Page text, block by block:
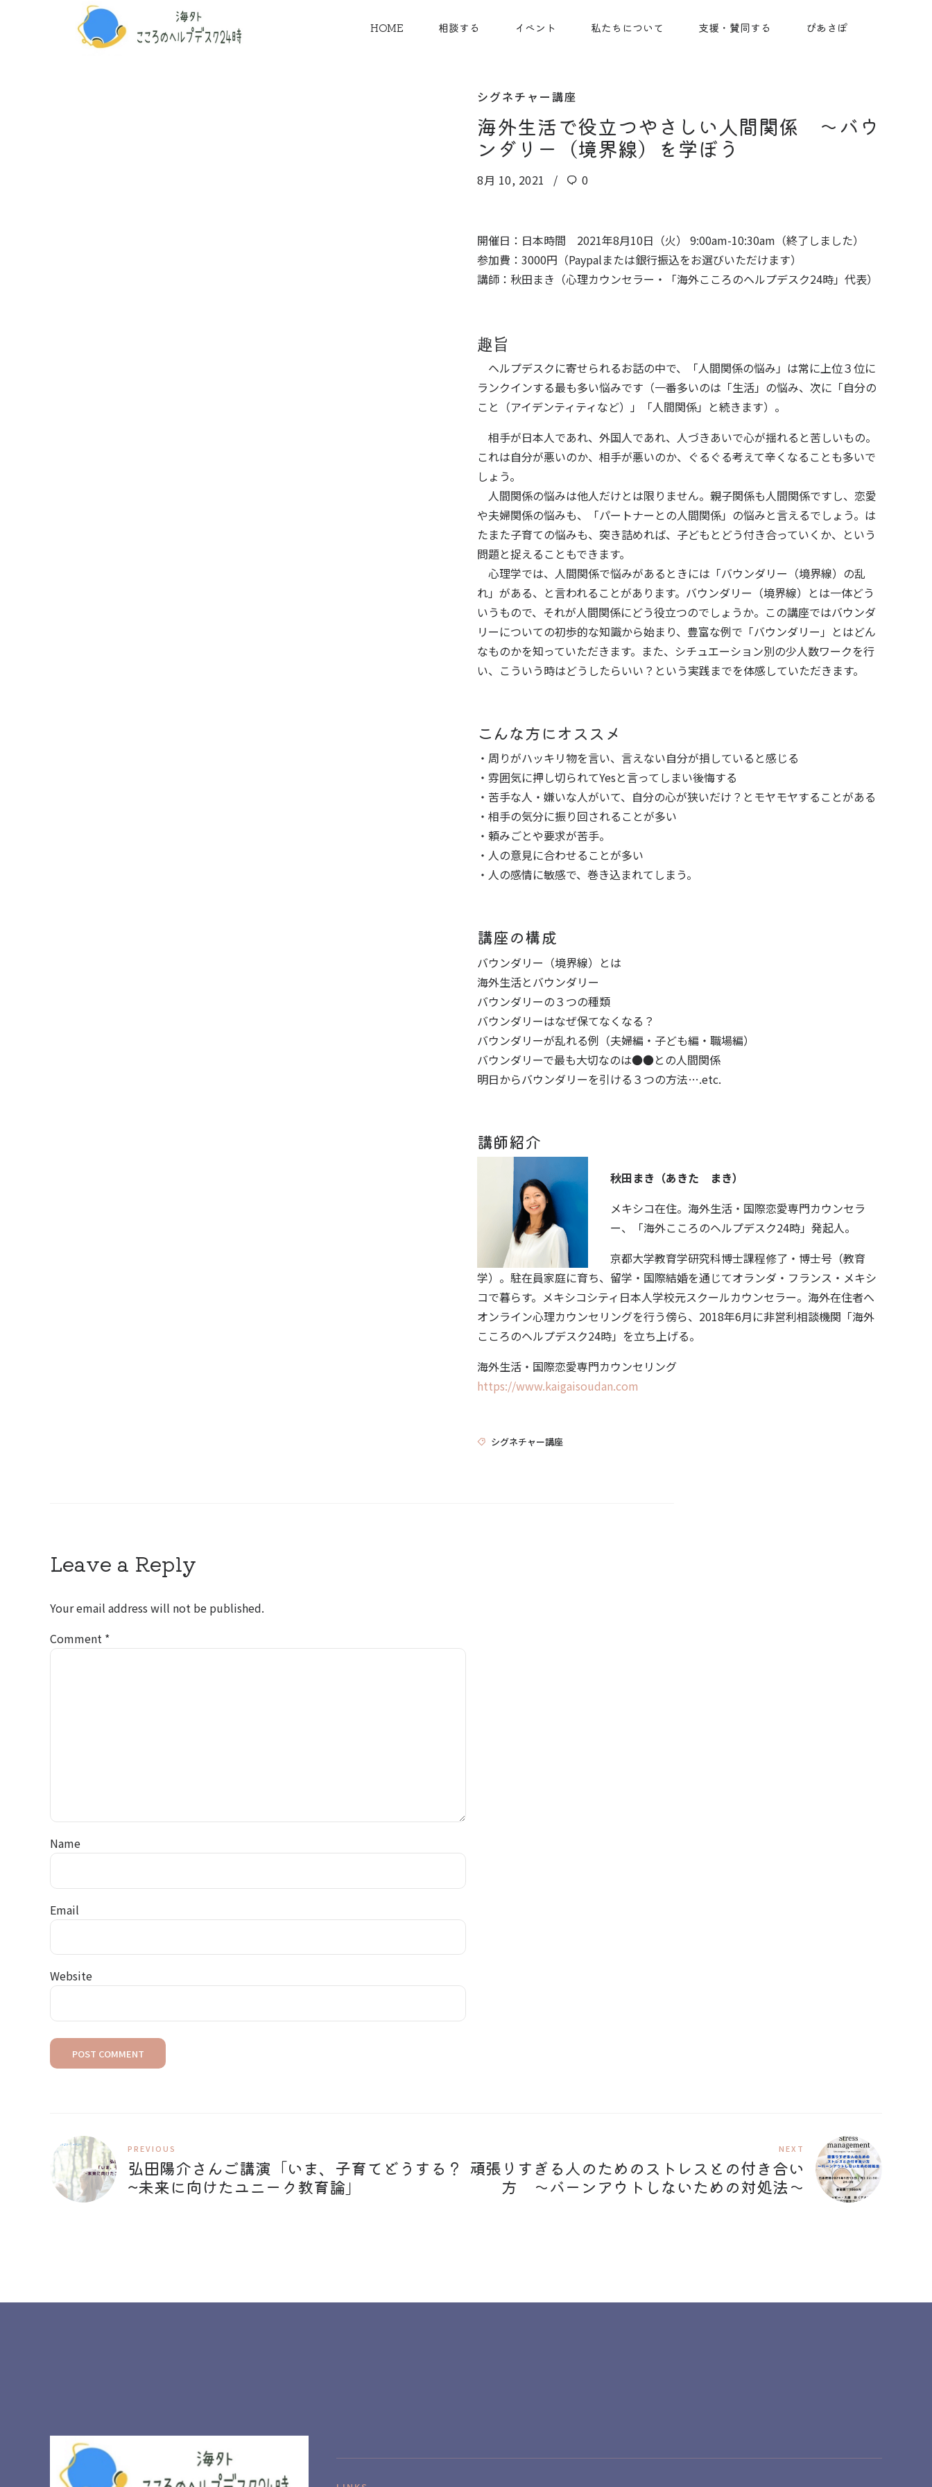
HOME 相談する イベント 私たちについて 支援・賛同する ぴあさぽ
シグネチャー講座
海外生活で役立つやさしい人間関係 〜バウ
ンダリー（境界線）を学ぼう
8月 10, 2021 0
開催日：日本時間 2021年8月10日（火） 9:00am-10:30am（終了しました）
参加費：3000円（Paypalまたは銀行振込をお選びいただけます）
講師：秋田まき（心理カウンセラー・「海外こころのヘルプデスク24時」代表）
趣旨
ヘルプデスクに寄せられるお話の中で、「人間関係の悩み」は常に上位３位に
ランクインする最も多い悩みです（一番多いのは「生活」の悩み、次に「自分の
こと（アイデンティティなど）」「人間関係」と続きます）。
相手が日本人であれ、外国人であれ、人づきあいで心が揺れると苦しいもの。
これは自分が悪いのか、相手が悪いのか、ぐるぐる考えて辛くなることも多いで
しょう。
人間関係の悩みは他人だけとは限りません。親子関係も人間関係ですし、恋愛
や夫婦関係の悩みも、「パートナーとの人間関係」の悩みと言えるでしょう。は
たまた子育ての悩みも、突き詰めれば、子どもとどう付き合っていくか、という
問題と捉えることもできます。
心理学では、人間関係で悩みがあるときには「バウンダリー（境界線）の乱
れ」がある、と言われることがあります。バウンダリー（境界線）とは一体どう
いうもので、それが人間関係にどう役立つのでしょうか。この講座ではバウンダ
リーについての初歩的な知識から始まり、豊富な例で「バウンダリー」とはどん
なものかを知っていただきます。また、シチュエーション別の少人数ワークを行
い、こういう時はどうしたらいい？という実践までを体感していただきます。
こんな方にオススメ
・周りがハッキリ物を言い、言えない自分が損していると感じる
・雰囲気に押し切られてYesと言ってしまい後悔する
・苦手な人・嫌いな人がいて、自分の心が狭いだけ？とモヤモヤすることがある
・相手の気分に振り回されることが多い
・頼みごとや要求が苦手。
・人の意見に合わせることが多い
・人の感情に敏感で、巻き込まれてしまう。
講座の構成
バウンダリー（境界線）とは
海外生活とバウンダリー
バウンダリーの３つの種類
バウンダリーはなぜ保てなくなる？
バウンダリーが乱れる例（夫婦編・子ども編・職場編）
バウンダリーで最も大切なのは●●との人間関係
明日からバウンダリーを引ける３つの方法….etc.
講師紹介
秋田まき（あきた まき）
メキシコ在住。海外生活・国際恋愛専門カウンセラ
ー、
「海外こころのヘルプデスク24時」発起人。
京都大学教育学研究科博士課程修了・博士号（教育
学）。駐在員家庭に育ち、留学・国際結婚を通じてオランダ・フランス・メキシ
コで暮らす。メキシコシティ日本人学校元スクールカウンセラー。海外在住者へ
オンライン心理カウンセリングを行う傍ら、2018年6月に非営利相談機関「海外
こころのヘルプデスク24時」を立ち上げる。
海外生活・国際恋愛専門カウンセリング
https://www.kaigaisoudan.com
シグネチャー講座
Leave a Reply
Your email address will not be published.
Comment *
Name
Email
Website
POST COMMENT
PREVIOUS
弘田陽介さんご講演「いま、子育てどうする？
~未来に向けたユニーク教育論」
NEXT
頑張りすぎる人のためのストレスとの付き合い
方 〜バーンアウトしないための対処法〜